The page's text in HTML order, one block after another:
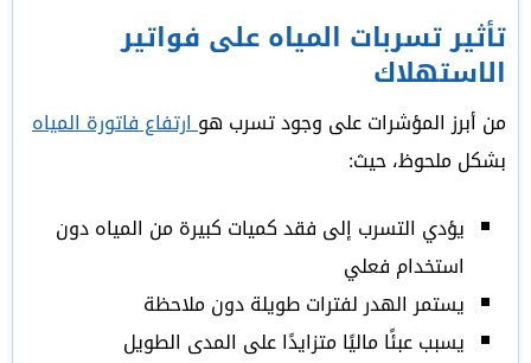
تأثير تسربات المياه على فواتير
الاستهلاك
من أبرز المؤشرات على وجود تسرب هوارتفاع فاتورة المياه
بشكل ملحوظ، حيث:
يؤدي التسرب إلى فقد كميات كبيرة من المياه دون
استخدام فعلي
يستمر الهدر لفترات طويلة دون ملاحظة
يسبب عبئًا ماليًا متزايدًا على المدى الطويل